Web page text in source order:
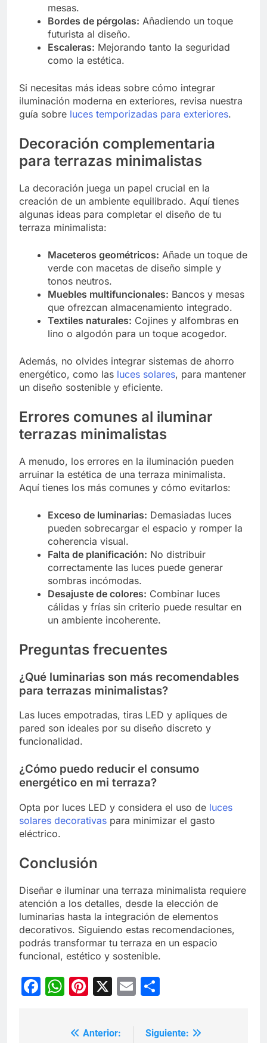
mesas.
Bordes de pérgolas: Añadiendo un toque
futurista al diseño.
Escaleras: Mejorando tanto la seguridad
como la estética.
Si necesitas más ideas sobre cómo integrar
iluminación moderna en exteriores, revisa nuestra
guía sobre luces temporizadas para exteriores.
Decoración complementaria
para terrazas minimalistas
La decoración juega un papel crucial en la
creación de un ambiente equilibrado. Aquí tienes
algunas ideas para completar el diseño de tu
terraza minimalista:
Maceteros geométricos: Añade un toque de
verde con macetas de diseño simple y
tonos neutros.
Muebles multifuncionales: Bancos y mesas
que ofrezcan almacenamiento integrado.
Textiles naturales: Cojines y alfombras en
lino o algodón para un toque acogedor.
Además, no olvides integrar sistemas de ahorro
energético, como las luces solares, para mantener
un diseño sostenible y eficiente.
Errores comunes al iluminar
terrazas minimalistas
A menudo, los errores en la iluminación pueden
arruinar la estética de una terraza minimalista.
Aquí tienes los más comunes y cómo evitarlos:
Exceso de luminarias: Demasiadas luces
pueden sobrecargar el espacio y romper la
coherencia visual.
Falta de planificación: No distribuir
correctamente las luces puede generar
sombras incómodas.
Desajuste de colores: Combinar luces
cálidas y frías sin criterio puede resultar en
un ambiente incoherente.
Preguntas frecuentes
¿Qué luminarias son más recomendables
para terrazas minimalistas?
Las luces empotradas, tiras LED y apliques de
pared son ideales por su diseño discreto y
funcionalidad.
¿Cómo puedo reducir el consumo
energético en mi terraza?
Opta por luces LED y considera el uso de luces
solares decorativas para minimizar el gasto
eléctrico.
Conclusión
Diseñar e iluminar una terraza minimalista requiere
atención a los detalles, desde la elección de
luminarias hasta la integración de elementos
decorativos. Siguiendo estas recomendaciones,
podrás transformar tu terraza en un espacio
funcional, estético y sostenible.
Facebook
WhatsApp
Pinterest
X Email
Navegación
Anterior:
Siguiente: